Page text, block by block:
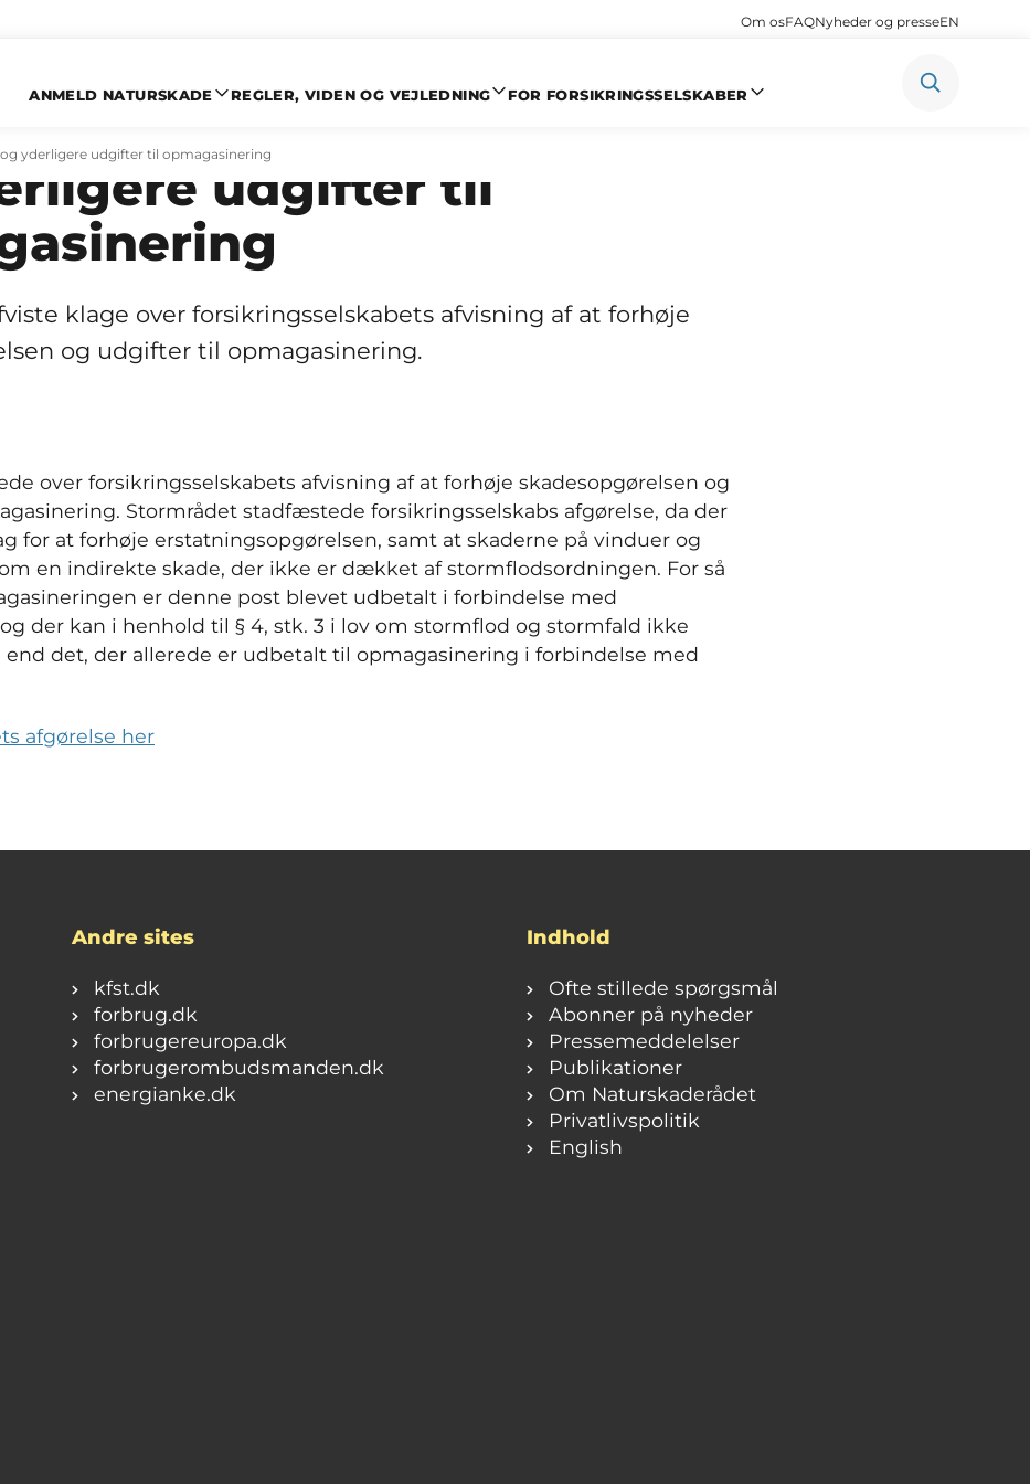
Om osFAQNyheder og presseEN
ANMELD NATURSKADE REGLER, VIDEN OG VEJLEDNING FOR FORSIKRINGSSELSKABER
yderligere udgifter til opmagasinering
på forhøjet opgørelse
udgifter til
klage over forsikringsselskabets afvisning af at forhøje
og udgifter til opmagasinering.
over forsikringsselskabets afvisning af at forhøje skadesopgørelsen og
Stormrådet stadfæstede forsikringsselskabs afgørelse, da der
for at forhøje erstatningsopgørelsen, samt at skaderne på vinduer og
en indirekte skade, der ikke er dækket af stormflodsordningen. For så
er denne post blevet udbetalt i forbindelse med
der kan i henhold til § 4, stk. 3 i lov om stormflod og stormfald ikke
end det, der allerede er udbetalt til opmagasinering i forbindelse med
afgørelse her
Andre sites
kfst.dk
forbrug.dk
forbrugereuropa.dk
forbrugerombudsmanden.dk
energianke.dk
Indhold
Ofte stillede spørgsmål
Abonner på nyheder
Pressemeddelelser
Publikationer
Om Naturskaderådet
Privatlivspolitik
English